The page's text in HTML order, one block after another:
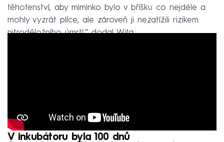
těhotenství, aby miminko bylo v bříšku co nejdéle a
mohly vyzrát plíce, ale zároveň ji nezatížili rizikem
nitroděložního úmrtí,“ dodal Wita.
V inkubátoru byla 100 dnů